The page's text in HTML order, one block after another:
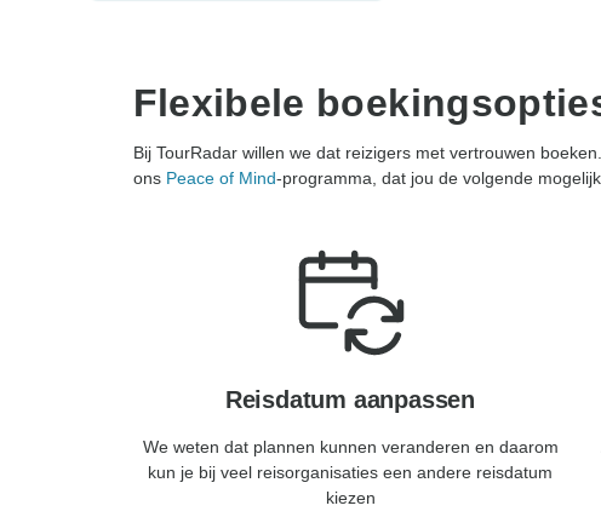
Flexibele
Bij TourRadar willen we dat reizigers met vertrouwen
ons Peace of Mind-programma, dat jou de volgende
Reisdatum aanpassen
We weten dat plannen kunnen veranderen en daarom
kun je bij veel reisorganisaties een andere reisdatum
kiezen